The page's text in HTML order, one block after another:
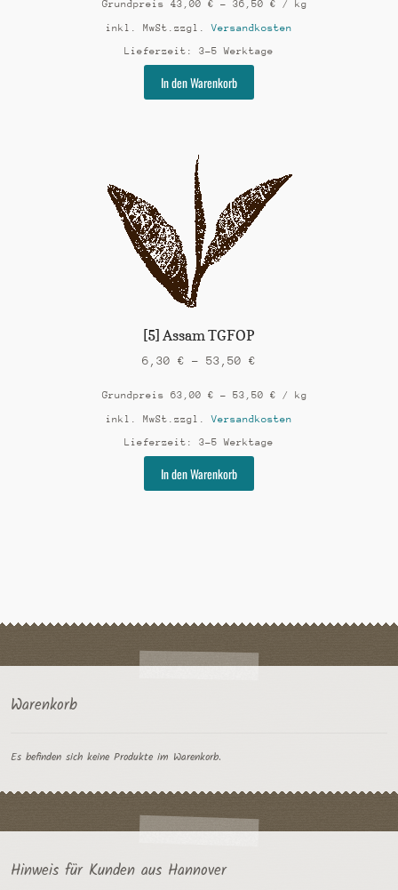
Grundpreis 43,00 € – 36,50 € / kg
inkl. MwSt. zzgl.Versandkosten
Lieferzeit: 3-5 Werktage
In den Warenkorb
Die
Optionen
werden
[5] Assam TGFOP
6,30 € – 53,50 €
Grundpreis 63,00 € – 53,50 € / kg
inkl. MwSt. zzgl.Versandkosten
Lieferzeit: 3-5 Werktage
In den Warenkorb
können
Warenkorb
Es befinden sich keine Produkte im Warenkorb.
Hinweis für Kunden aus Hannover